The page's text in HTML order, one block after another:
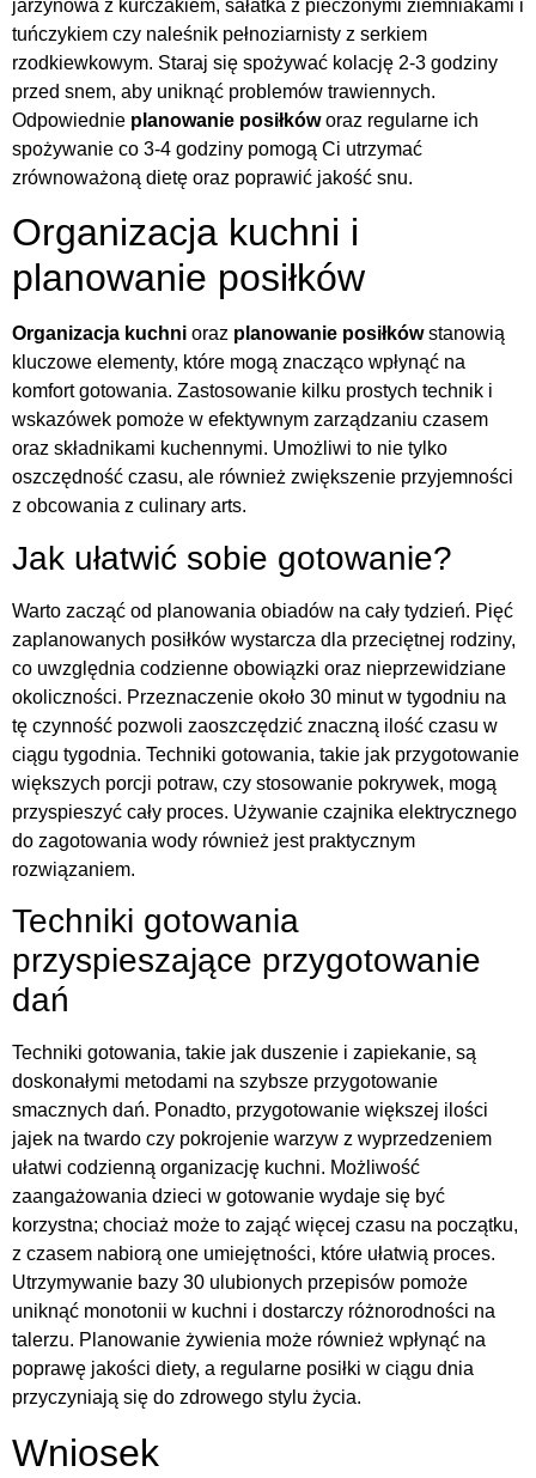
jarzynowa z kurczakiem, sałatka z pieczonymi ziemniakami i
tuńczykiem czy naleśnik pełnoziarnisty z serkiem
rzodkiewkowym. Staraj się spożywać kolację 2-3 godziny
przed snem, aby uniknąć problemów trawiennych.
Odpowiednie planowanie posiłkóworaz regularne ich
spożywanie co 3-4 godziny pomogą Ci utrzymać
zrównoważoną dietę oraz poprawić jakość snu.
Organizacja kuchni i
planowanie posiłków
Organizacja kuchni oraz planowanie posiłkówstanowią
kluczowe elementy, które mogą znacząco wpłynąć na
komfort gotowania. Zastosowanie kilku prostych technik i
wskazówek pomoże w efektywnym zarządzaniu czasem
oraz składnikami kuchennymi. Umożliwi to nie tylko
oszczędność czasu, ale również zwiększenie przyjemności
z obcowania z culinary arts.
Jak ułatwić sobie gotowanie?
Warto zacząć od planowania obiadów na cały tydzień. Pięć
zaplanowanych posiłków wystarcza dla przeciętnej rodziny,
co uwzględnia codzienne obowiązki oraz nieprzewidziane
okoliczności. Przeznaczenie około 30 minut w tygodniu na
tę czynność pozwoli zaoszczędzić znaczną ilość czasu w
ciągu tygodnia. Techniki gotowania, takie jak przygotowanie
większych porcji potraw, czy stosowanie pokrywek, mogą
przyspieszyć cały proces. Używanie czajnika elektrycznego
do zagotowania wody również jest praktycznym
rozwiązaniem.
Techniki gotowania
przyspieszające przygotowanie
dań
Techniki gotowania, takie jak duszenie i zapiekanie, są
doskonałymi metodami na szybsze przygotowanie
smacznych dań. Ponadto, przygotowanie większej ilości
jajek na twardo czy pokrojenie warzyw z wyprzedzeniem
ułatwi codzienną organizację kuchni. Możliwość
zaangażowania dzieci w gotowanie wydaje się być
korzystna; chociaż może to zająć więcej czasu na początku,
z czasem nabiorą one umiejętności, które ułatwią proces.
Utrzymywanie bazy 30 ulubionych przepisów pomoże
uniknąć monotonii w kuchni i dostarczy różnorodności na
talerzu. Planowanie żywienia może również wpłynąć na
poprawę jakości diety, a regularne posiłki w ciągu dnia
przyczyniają się do zdrowego stylu życia.
Wniosek